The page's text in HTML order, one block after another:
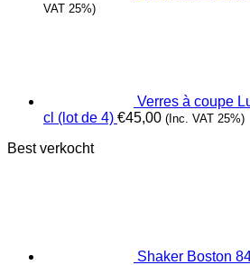
VAT 25%)
Verres à coupe
cl (lot de 4) €45,00 (Inc. VAT 25%)
Best verkocht
Shaker Boston